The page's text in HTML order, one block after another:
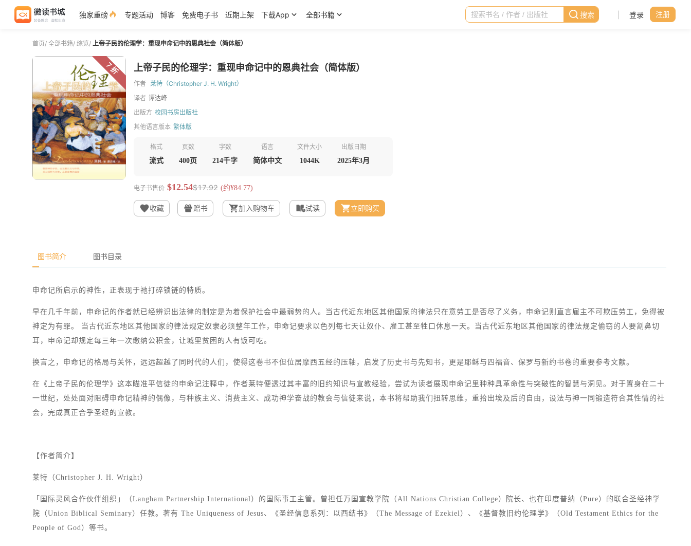
独家重磅 专题活动 博客 免费电子书 近期上架 下载App 全部书籍 登录 注册
首页/ 全部书籍/ 综览/ 上帝子民的伦理学：重现申命记中的恩典社会（简体版）
7 折 上帝子民的伦理学：重现申命记中的恩典社会（简体版）
作者 莱特（Christopher J. H. Wright）
译者 谭达峰
出版方 校园书房出版社
其他语言版本 繁体版
格式
流式
页数
400页
字数
214千字
语言
简体中文
文件大小
1044K
出版日期
2025年3月
电子书售价 $12.54$17.92 (约¥84.77)
收藏 赠书 加入购物车 试读 立即购买
图书简介 图书目录
申命记所启示的神性，正表现于祂打碎锁链的特质。
早在几千年前，申命记的作者就已经辨识出法律的制定是为着保护社会中最弱势的人。当古代近东地区其他国家的律法只在意劳工是否尽了义务，申命记则直言雇主不可欺压劳工，免得被
神定为有罪。 当古代近东地区其他国家的律法规定奴隶必须整年工作，申命记要求以色列每七天让奴仆、雇工甚至牲口休息一天。当古代近东地区其他国家的律法规定偷窃的人要割鼻切
耳，申命记却规定每三年一次缴纳公积金，让城里贫困的人有饭可吃。
换言之，申命记的格局与关怀，远远超越了同时代的人们，使得这卷书不但位居摩西五经的压轴，启发了历史书与先知书，更是耶稣与四福音、保罗与新约书卷的重要参考文献。
在《上帝子民的伦理学》这本瞄准平信徒的申命记注释中，作者莱特便透过其丰富的旧约知识与宣教经验，尝试为读者展现申命记里种种具革命性与突破性的智慧与洞见。对于置身在二十
一世纪，处处面对阻碍申命记精神的偶像，与种族主义、消费主义、成功神学奋战的教会与信徒来说，本书将帮助我们扭转思维，重拾出埃及后的自由，设法与神一同锻造符合其性情的社
会，完成真正合乎圣经的宣教。
【作者简介】
莱特（Christopher J. H. Wright）
「国际灵风合作伙伴组织」（Langham Partnership International）的国际事工主管。曾担任万国宣教学院（All Nations Christian College）院长、也在印度普纳（Pure）的联合圣经神学
院（Union Biblical Seminary）任教。著有 The Uniqueness of Jesus、《圣经信息系列：以西结书》（The Message of Ezekiel）、《基督教旧约伦理学》（Old Testament Ethics for the
People of God）等书。